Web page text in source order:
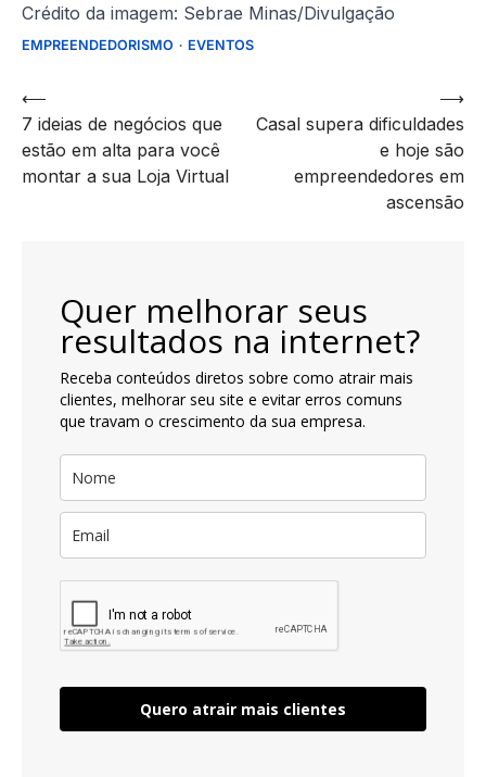
Crédito da imagem: Sebrae Minas/Divulgação
EMPREENDEDORISMO EVENTOS
Navegação
de
artigos
⟵
7 ideias de negócios que
estão em alta para você
montar a sua Loja Virtual
Casal supera dificuldades
e hoje são
empreendedores em
ascensão
⟶
Quer melhorar seus
resultados na internet?
Receba conteúdos diretos sobre como atrair mais
clientes, melhorar seu site e evitar erros comuns
que travam o crescimento da sua empresa.
Quero atrair mais clientes